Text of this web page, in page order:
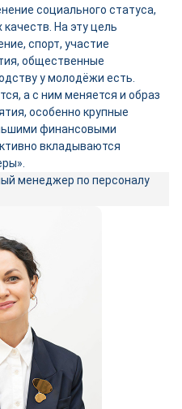
социального статуса,
На эту цель
спорт, участие
общественные
у молодёжи есть.
а с ним меняется и образ
особенно крупные
финансовыми
вкладываются
менеджер по персоналу